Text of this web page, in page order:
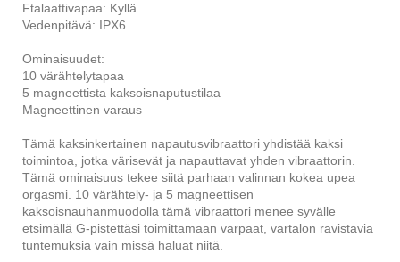
Ftalaattivapaa: Kyllä
Vedenpitävä: IPX6
Ominaisuudet:
10 värähtelytapaa
5 magneettista kaksoisnaputustilaa
Magneettinen varaus
Tämä kaksinkertainen napautusvibraattori yhdistää kaksi
toimintoa, jotka värisevät ja napauttavat yhden vibraattorin.
Tämä ominaisuus tekee siitä parhaan valinnan kokea upea
orgasmi. 10 värähtely- ja 5 magneettisen
kaksoisnauhanmuodolla tämä vibraattori menee syvälle
etsimällä G-pistettäsi toimittamaan varpaat, vartalon ravistavia
tuntemuksia vain missä haluat niitä.